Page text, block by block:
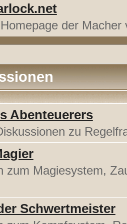
der Macher
Abenteuerers
zu
zum Magiesystem,
Schwertmeister